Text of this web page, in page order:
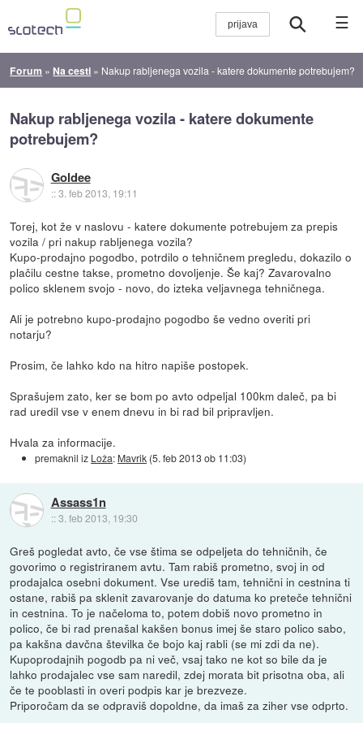
☰
Forum » Na cesti » Nakup rabljenega vozila - katere dokumente potrebujem?
Nakup rabljenega vozila - katere dokumente
potrebujem?
Goldee
::3. feb 2013, 19:11
Torej, kot že v naslovu - katere dokumente potrebujem za prepis
vozila / pri nakup rabljenega vozila?
Kupo-prodajno pogodbo, potrdilo o tehničnem pregledu, dokazilo o
plačilu cestne takse, prometno dovoljenje. Še kaj? Zavarovalno
polico sklenem svojo - novo, do izteka veljavnega tehničnega.
Ali je potrebno kupo-prodajno pogodbo še vedno overiti pri
notarju?
Prosim, če lahko kdo na hitro napiše postopek.
Sprašujem zato, ker se bom po avto odpeljal 100km daleč, pa bi
rad uredil vse v enem dnevu in bi rad bil pripravljen.
Hvala za informacije.
premaknil iz Loža: Mavrik (5. feb 2013 ob 11:03)
Assass1n
::3. feb 2013, 19:30
Greš pogledat avto, če vse štima se odpeljeta do tehničnih, če
govorimo o registriranem avtu. Tam rabiš prometno, svoj in od
prodajalca osebni dokument. Vse urediš tam, tehnični in cestnina ti
ostane, rabiš pa sklenit zavarovanje do datuma ko preteče tehnični
in cestnina. To je načeloma to, potem dobiš novo prometno in
polico, če bi rad prenašal kakšen bonus imej še staro polico sabo,
pa kakšna davčna številka če bojo kaj rabli (se mi zdi da ne).
Kupoprodajnih pogodb pa ni več, vsaj tako ne kot so bile da je
lahko prodajalec vse sam naredil, zdej morata bit prisotna oba, ali
če te pooblasti in overi podpis kar je brezveze.
Priporočam da se odpraviš dopoldne, da imaš za ziher vse odprto.